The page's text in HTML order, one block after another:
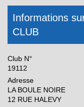
Occitanie
Pays de la Loire
Informations
CLUB
Club N°
19112
Adresse
LA BOULE NOIRE
12 RUE HALEVY